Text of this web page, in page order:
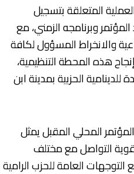
المتعلقة بتسجيل
وبرنامجه الزمني، مع
والانخراط المسؤول لكافة
هذه المحطة التنظيمية،
الحزبية بمدينة ابن
المحلي المقبل يمثل
التواصل مع مختلف
التوجهات العامة للحزب الرامية